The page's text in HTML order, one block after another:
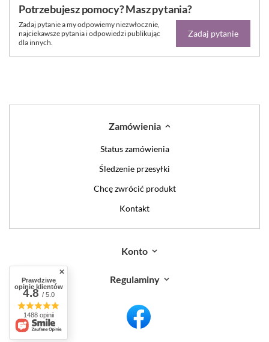
Potrzebujesz pomocy? Masz pytania?
Zadaj pytanie a my odpowiemy niezwłocznie,
najciekawsze pytania i odpowiedzi publikując
dla innych.
Zadaj pytanie
Zamówienia
Status zamówienia
Śledzenie przesyłki
Chcę zwrócić produkt
Kontakt
Konto
Regulaminy
Prawdziwe
opinie klientów
4.8/ 5.0
1488 opinii